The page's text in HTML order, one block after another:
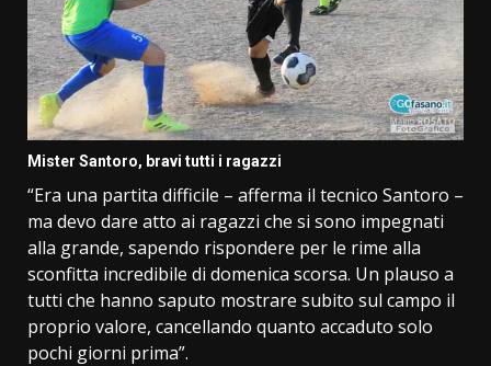
Mister Santoro, bravi tutti i ragazzi
“Era una partita difficile – afferma il tecnico Santoro –
ma devo dare atto ai ragazzi che si sono impegnati
alla grande, sapendo rispondere per le rime alla
sconfitta incredibile di domenica scorsa. Un plauso a
tutti che hanno saputo mostrare subito sul campo il
proprio valore, cancellando quanto accaduto solo
pochi giorni prima”.